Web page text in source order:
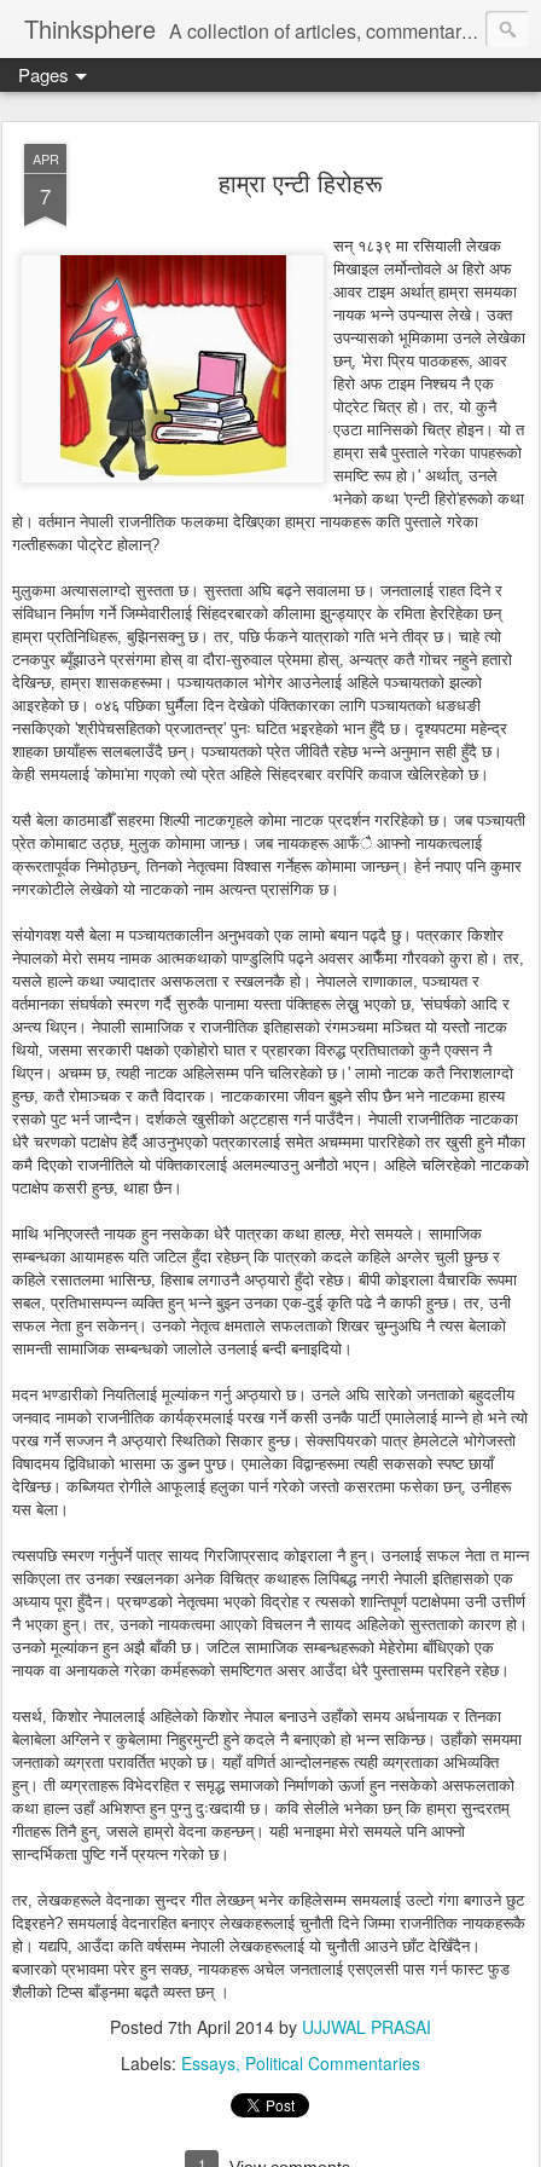
Thinksphere A collection of articles, commentaries, book reviews, rants, poems.
Pages
APR
7 हाम्रा एन्टी हिरोहरू
सन् १८३९ मा रसियाली लेखक
मिखाइल लर्मोन्तोवले अ हिरो अफ
आवर टाइम अर्थात् हाम्रा समयका
नायक भन्ने उपन्यास लेखे। उक्त
उपन्यासको भूमिकामा उनले लेखेका
छन्, 'मेरा पि्रय पाठकहरू, आवर
हिरो अफ टाइम निश्चय नै एक
पोट्रेट चित्र हो। तर, यो कुनै
एउटा मानिसको चित्र होइन। यो त
हाम्रा सबै पुस्ताले गरेका पापहरूको
समष्टि रूप हो।' अर्थात्, उनले
भनेको कथा 'एन्टी हिरो'हरूको कथा
हो। वर्तमान नेपाली राजनीतिक फलकमा देखिएका हाम्रा नायकहरू कति पुस्ताले गरेका
गल्तीहरूका पोट्रेट होलान्?
मुलुकमा अत्यासलाग्दो सुस्तता छ। सुस्तता अघि बढ्ने सवालमा छ। जनतालाई राहत दिने र
संविधान निर्माण गर्ने जिम्मेवारीलाई सिंहदरबारको कीलामा झुन्ड्याएर के रमिता हेररिहेका छन्
हाम्रा प्रतिनिधिहरू, बुझिनसक्नु छ। तर, पछि र्फकने यात्राको गति भने तीव्र छ। चाहे त्यो
टनकपुर ब्यूँझाउने प्रसंगमा होस् वा दौरा-सुरुवाल प्रेममा होस्, अन्यत्र कतै गोचर नहुने हतारो
देखिन्छ, हाम्रा शासकहरूमा। पञ्चायतकाल भोगेर आउनेलाई अहिले पञ्चायतको झल्को
आइरहेको छ। ०४६ पछिका घुर्मैला दिन देखेको पंक्तिकारका लागि पञ्चायतको धङधङी
नसकिएको 'श्रीपेचसहितको प्रजातन्त्र' पुनः घटित भइरहेको भान हुँदै छ। दृश्यपटमा महेन्द्र
शाहका छायाँहरू सलबलाउँदै छन्। पञ्चायतको प्रेत जीवितै रहेछ भन्ने अनुमान सही हुँदै छ।
केही समयलाई 'कोमा'मा गएको त्यो प्रेत अहिले सिंहदरबार वरपिरि कवाज खेलिरहेको छ।
यसै बेला काठमाडौँ सहरमा शिल्पी नाटकगृहले कोमा नाटक प्रदर्शन गररिहेको छ। जब पञ्चायती
प्रेत कोमाबाट उठ्छ, मुलुक कोमामा जान्छ। जब नायकहरू आफँै आफ्नो नायकत्वलाई
क्रूरतापूर्वक निमोठ्छन्, तिनको नेतृत्वमा विश्वास गर्नेहरू कोमामा जान्छन्। हेर्न नपाए पनि कुमार
नगरकोटीले लेखेको यो नाटकको नाम अत्यन्त प्रासंगिक छ।
संयोगवश यसै बेला म पञ्चायतकालीन अनुभवको एक लामो बयान पढ्दै छु। पत्रकार किशोर
नेपालको मेरो समय नामक आत्मकथाको पाण्डुलिपि पढ्ने अवसर आफैँमा गौरवको कुरा हो। तर,
यसले हाल्ने कथा ज्यादातर असफलता र स्खलनकै हो। नेपालले राणाकाल, पञ्चायत र
वर्तमानका संघर्षको स्मरण गर्दै सुरुकै पानामा यस्ता पंक्तिहरू लेख्नु भएको छ, 'संघर्षको आदि र
अन्त्य थिएन। नेपाली सामाजिक र राजनीतिक इतिहासको रंगमञ्चमा मञ्चित यो यस्तोे नाटक
थियो, जसमा सरकारी पक्षको एकोहोरो घात र प्रहारका विरुद्ध प्रतिघातको कुनै एक्सन नै
थिएन। अचम्म छ, त्यही नाटक अहिलेसम्म पनि चलिरहेको छ।' लामो नाटक कतै निराशलाग्दो
हुन्छ, कतै रोमाञ्चक र कतै विदारक। नाटककारमा जीवन बुझ्ने सीप छैन भने नाटकमा हास्य
रसको पुट भर्न जान्दैन। दर्शकले खुसीको अट्टहास गर्न पाउँदैन। नेपाली राजनीतिक नाटकका
धेरै चरणको पटाक्षेप हेर्दै आउनुभएको पत्रकारलाई समेत अचम्ममा पाररिहेको तर खुसी हुने मौका
कमै दिएको राजनीतिले यो पंक्तिकारलाई अलमल्याउनु अनौठो भएन। अहिले चलिरहेको नाटकको
पटाक्षेप कसरी हुन्छ, थाहा छैन।
माथि भनिएजस्तै नायक हुन नसकेका धेरै पात्रका कथा हाल्छ, मेरो समयले। सामाजिक
सम्बन्धका आयामहरू यति जटिल हुँदा रहेछन् कि पात्रको कदले कहिले अग्लेर चुली छुन्छ र
कहिले रसातलमा भासिन्छ, हिसाब लगाउनै अप्ठ्यारो हुँदो रहेछ। बीपी कोइराला वैचारकि रूपमा
सबल, प्रतिभासम्पन्न व्यक्ति हुन् भन्ने बुझ्न उनका एक-दुई कृति पढे नै काफी हुन्छ। तर, उनी
सफल नेता हुन सकेनन्। उनको नेतृत्व क्षमताले सफलताको शिखर चुम्नुअघि नै त्यस बेलाको
सामन्ती सामाजिक सम्बन्धको जालोले उनलाई बन्दी बनाइदियो।
मदन भण्डारीको नियतिलाई मूल्यांकन गर्नु अप्ठ्यारो छ। उनले अघि सारेको जनताको बहुदलीय
जनवाद नामको राजनीतिक कार्यक्रमलाई परख गर्ने कसी उनकै पार्टी एमालेलाई मान्ने हो भने त्यो
परख गर्ने सज्जन नै अप्ठ्यारो स्थितिको सिकार हुन्छ। सेक्सपियरको पात्र हेमलेटले भोगेजस्तो
विषादमय द्विविधाको भासमा ऊ डुब्न पुग्छ। एमालेका विद्वान्हरूमा त्यही सकसको स्पष्ट छायाँ
देखिन्छ। कब्जियत रोगीले आफूलाई हलुका पार्न गरेको जस्तो कसरतमा फसेका छन्, उनीहरू
यस बेला।
त्यसपछि स्मरण गर्नुपर्ने पात्र सायद गिरजिाप्रसाद कोइराला नै हुन्। उनलाई सफल नेता त मान्न
सकिएला तर उनका स्खलनका अनेक विचित्र कथाहरू लिपिबद्ध नगरी नेपाली इतिहासको एक
अध्याय पूरा हुँदैन। प्रचण्डको नेतृत्वमा भएको विद्रोह र त्यसको शान्तिपूर्ण पटाक्षेपमा उनी उत्तीर्ण
नै भएका हुन्। तर, उनको नायकत्वमा आएको विचलन नै सायद अहिलेको सुस्तताको कारण हो।
उनको मूल्यांकन हुन अझै बाँकी छ। जटिल सामाजिक सम्बन्धहरूको मेहेरोमा बाँधिएको एक
नायक वा अनायकले गरेका कर्महरूको समष्टिगत असर आउँदा धेरै पुस्तासम्म पररिहने रहेछ।
यसर्थ, किशोर नेपाललाई अहिलेको किशोर नेपाल बनाउने उहाँको समय अर्धनायक र तिनका
बेलाबेला अग्लिने र कुबेलामा निहुरमुन्टी हुने कदले नै बनाएको हो भन्न सकिन्छ। उहाँको समयमा
जनताको व्यग्रता परावर्तित भएको छ। यहाँ वणिर्त आन्दोलनहरू त्यही व्यग्रताका अभिव्यक्ति
हुन्। ती व्यग्रताहरू विभेदरहित र समृद्ध समाजको निर्माणको ऊर्जा हुन नसकेको असफलताको
कथा हाल्न उहाँ अभिशप्त हुन पुग्नु दुःखदायी छ। कवि सेलीले भनेका छन् कि हाम्रा सुन्दरतम्
गीतहरू तिनै हुन्, जसले हाम्रो वेदना कहन्छन्। यही भनाइमा मेरो समयले पनि आफ्नो
सान्दर्भिकता पुष्टि गर्ने प्रयत्न गरेको छ।
तर, लेखकहरूले वेदनाका सुन्दर गीत लेख्छन् भनेर कहिलेसम्म समयलाई उल्टो गंगा बगाउने छुट
दिइरहने? समयलाई वेदनारहित बनाएर लेखकहरूलाई चुनौती दिने जिम्मा राजनीतिक नायकहरूकै
हो। यद्यपि, आउँदा कति वर्षसम्म नेपाली लेखकहरूलाई यो चुनौती आउने छाँट देखिँदैन।
बजारको प्रभावमा परेर हुन सक्छ, नायकहरू अचेल जनतालाई एसएलसी पास गर्न फास्ट फुड
शैलीको टिप्स बाँड्नमा बढ्तै व्यस्त छन् ।
Posted 7th April 2014 by UJJWAL PRASAI
Labels: Essays Political Commentaries